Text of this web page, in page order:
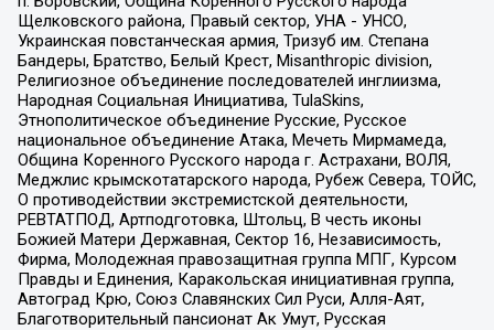
Щелковского района, Правый сектор, УНА - УНСО,
Украинская повстанческая армия, Тризуб им. Степана
Бандеры, Братство, Белый Крест, Misanthropic division,
Религиозное объединение последователей инглиизма,
Народная Социальная Инициатива, TulaSkins,
Этнополитическое объединение Русские, Русское
национальное объединение Атака, Мечеть Мирмамеда,
Община Коренного Русского народа г. Астрахани, ВОЛЯ,
Меджлис крымскотатарского народа, Рубеж Севера, ТОЙС,
О противодействии экстремистской деятельности,
РЕВТАТПОД, Артподготовка, Штольц, В честь иконы
Божией Матери Державная, Сектор 16, Независимость,
Фирма, Молодежная правозащитная группа МПГ, Курсом
Правды и Единения, Каракольская инициативная группа,
Автоград Крю, Союз Славянских Сил Руси, Алля-Аят,
Благотворительный пансионат Ак Умут, Русская